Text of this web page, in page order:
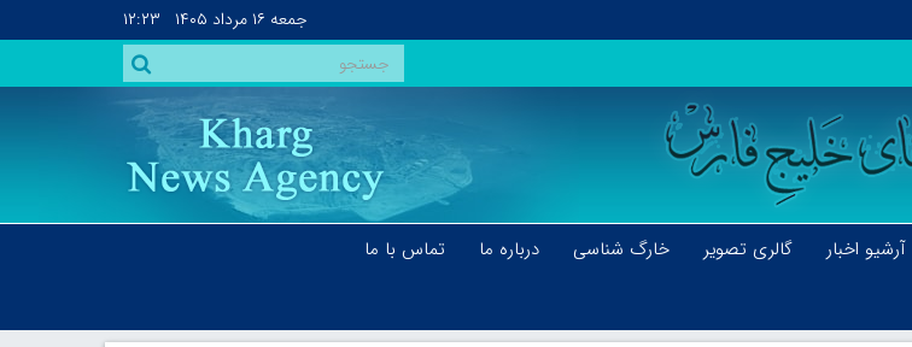
جمعه ۱۶ مرداد ۱۴۰۵ ۱۲:۲۳
آرشیو اخبار گالری تصویر خارگ شناسی درباره ما
تماس با ما